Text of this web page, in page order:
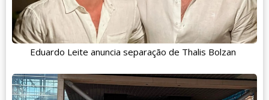
Eduardo Leite anuncia separação de Thalis Bolzan